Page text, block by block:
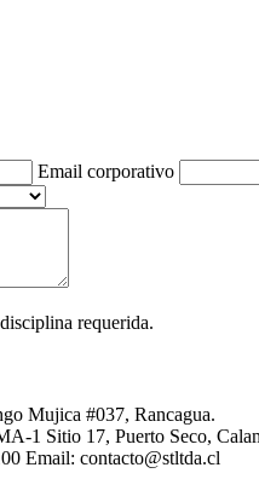
Email corporativo
requerida.
Mujica #037, Rancagua.
1 Sitio 17, Puerto Seco,
Email: contacto@stltda.cl